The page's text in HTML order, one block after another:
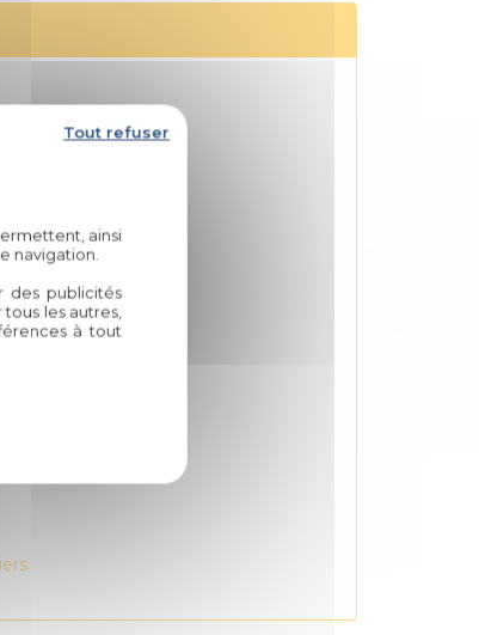
ainsi
navigation.
des publicités
les autres,
à tout
Tout refuser